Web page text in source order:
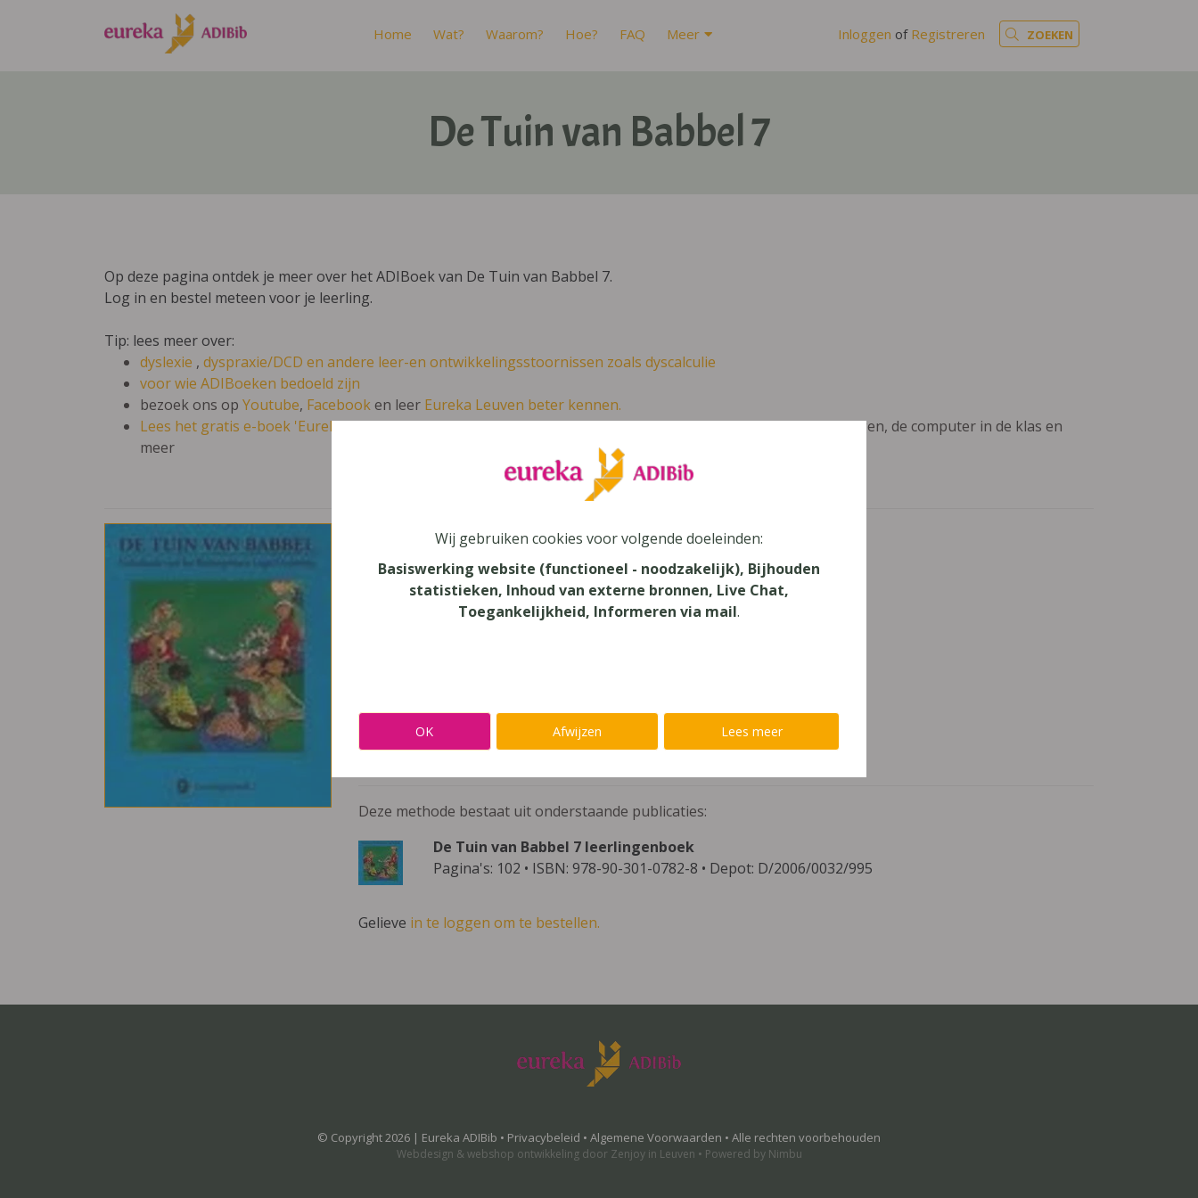
Home Wat? Waarom? Hoe? FAQ Meer Inloggen of Registreren ZOEKEN
De Tuin van Babbel 7
Op deze pagina ontdek je meer over het ADIBoek van De Tuin van Babbel 7.
Log in en bestel meteen voor je leerling.
Tip: lees meer over:
dyslexie , dyspraxie/DCD en andere leer-en ontwikkelingsstoornissen zoals dyscalculie
voor wie ADIBoeken bedoeld zijn
bezoek ons op Youtube, Facebooken leer Eureka Leuven beter kennen.
Lees het gratis e-boek 'Eureka: leren en leven in je talent'en lees meer over thema's als redelijke aanpassingen, de computer in de klas en
meer
De Tuin van Babbel 7
Vak
Nederlands
Uitgeverij
Deze methode bestaat uit onderstaande publicaties:
De Tuin van Babbel 7 leerlingenboek
Pagina's: 102 • ISBN: 978-90-301-0782-8 • Depot: D/2006/0032/995
Gelieve in te loggen om te bestellen.
© Copyright 2026 | Eureka ADIBib • Privacybeleid • Algemene Voorwaarden • Alle rechten voorbehouden
Webdesign & webshop ontwikkelingdoor Zenjoy in Leuven • Powered by Nimbu
Wij gebruiken cookies voor volgende doeleinden:
Basiswerking website (functioneel - noodzakelijk), Bijhouden
statistieken, Inhoud van externe bronnen, Live Chat,
Toegankelijkheid, Informeren via mail.
OK Afwijzen Lees meer